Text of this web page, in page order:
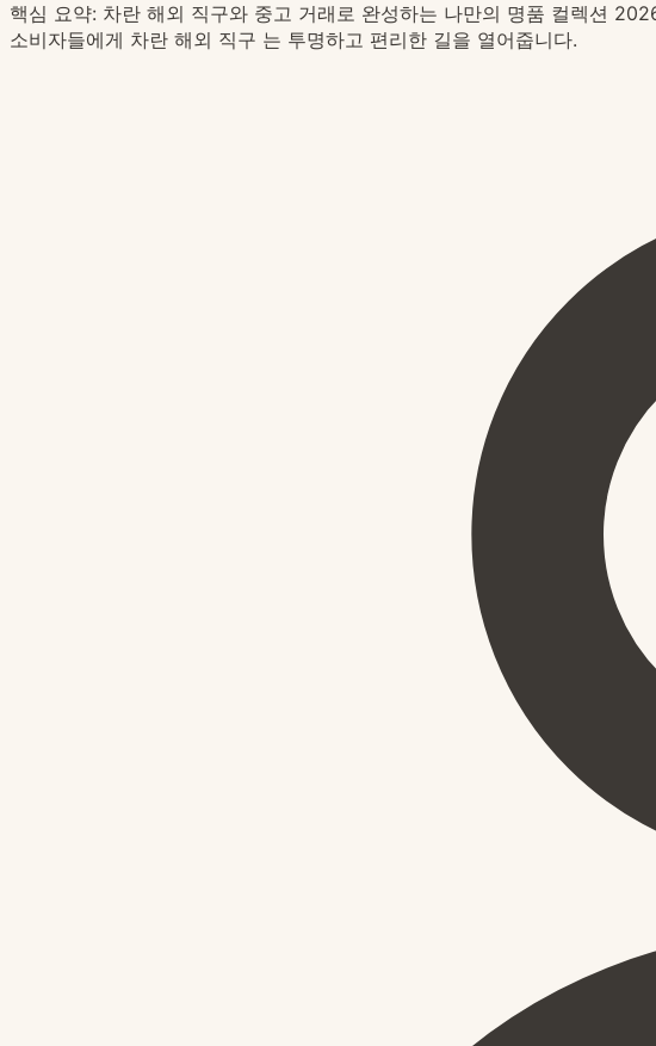
핵심 요약: 차란 해외 직구와 중고 거래로 완성하는 나만의 명품 컬렉션
소비자들에게 차란 해외 직구 는 투명하고 편리한 길을 열어줍니다.